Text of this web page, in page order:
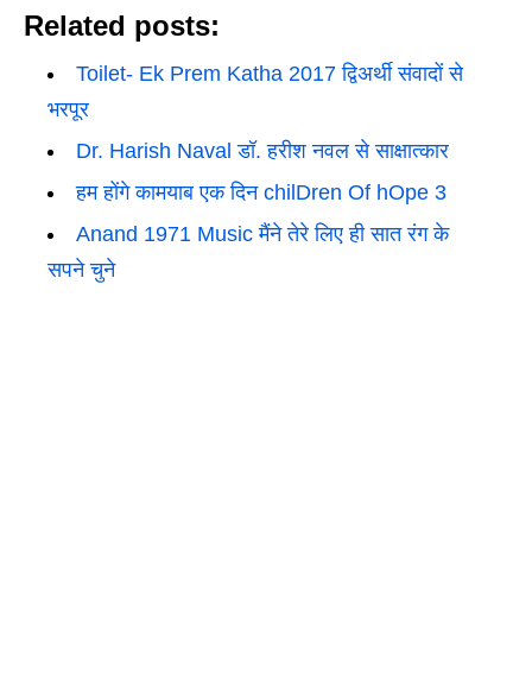
Related posts:
Toilet- Ek Prem Katha 2017 द्विअर्थी संवादों से
भरपूर
Dr. Harish Naval डॉ. हरीश नवल से साक्षात्कार
हम होंगे कामयाब एक दिन chilDren Of hOpe 3
Anand 1971 Music मैंने तेरे लिए ही सात रंग के
सपने चुने